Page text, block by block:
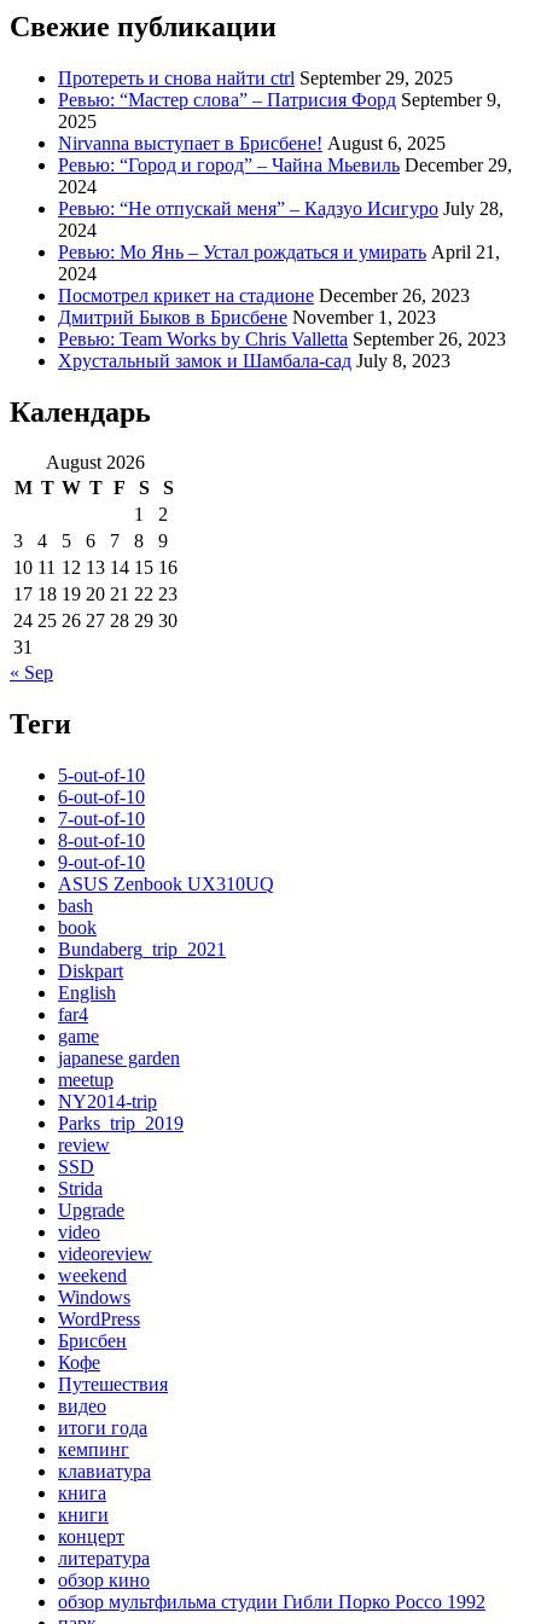
про
Свежие публикации
Протереть и снова найти ctrl September 29, 2025
Ревью: “Мастер слова” – Патрисия Форд September 9,
2025
Nirvanna выступает в Брисбене! August 6, 2025
Ревью: “Город и город” – Чайна Мьевиль December 29,
2024
Ревью: “Не отпускай меня” – Кадзуо Исигуро July 28,
2024
Ревью: Мо Янь – Устал рождаться и умирать April 21,
2024
Посмотрел крикет на стадионе December 26, 2023
Дмитрий Быков в Брисбене November 1, 2023
Ревью: Team Works by Chris Valletta September 26, 2023
Хрустальный замок и Шамбала-сад July 8, 2023
Календарь
August 2026
M T W T F S
S
1
2
3
4 5 6 7 8
9
10 11 12 13 14 15 16
17 18 19 20 21 22 23
24 25 26 27 28 29 30
31
« Sep
Теги
5-out-of-10
6-out-of-10
7-out-of-10
8-out-of-10
9-out-of-10
ASUS Zenbook UX310UQ
bash
book
Bundaberg_trip_2021
Diskpart
English
far4
game
japanese garden
meetup
NY2014-trip
Parks_trip_2019
review
SSD
Strida
Upgrade
video
videoreview
weekend
Windows
WordPress
Брисбен
Кофе
Путешествия
видео
итоги года
кемпинг
клавиатура
книга
книги
концерт
литература
обзор кино
обзор мультфильма студии Гибли Порко Россо 1992